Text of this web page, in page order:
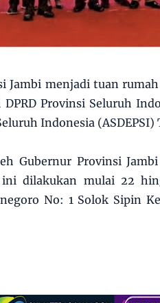
Jambi menjadi tuan
Provinsi Seluruh
Indonesia (ASDEPSI)
Gubernur Provinsi
ini dilakukan mulai 22
No: 1 Solok Sipin